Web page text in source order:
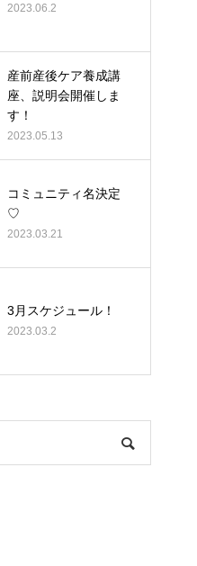
2023.06.2
産前産後ケア養成講
座、説明会開催しま
す！
2023.05.13
コミュニティ名決定
♡
2023.03.21
3月スケジュール！
2023.03.2